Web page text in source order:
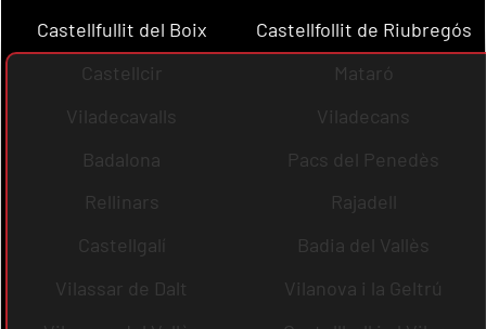
Castellfullit del Boix
Castellfollit de Riubregós
Castellcir
Mataró
Viladecavalls
Viladecans
Badalona
Pacs del Penedès
Rellinars
Rajadell
Castellgalí
Badia del Vallès
Vilassar de Dalt
Vilanova i la Geltrú